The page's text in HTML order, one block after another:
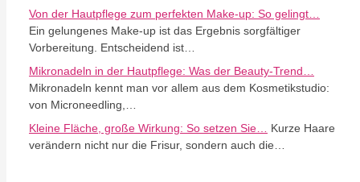
Von der Hautpflege zum perfekten Make-up: So gelingt…
Ein gelungenes Make-up ist das Ergebnis sorgfältiger
Vorbereitung. Entscheidend ist…
Mikronadeln in der Hautpflege: Was der Beauty-Trend…
Mikronadeln kennt man vor allem aus dem Kosmetikstudio:
von Microneedling,…
Kleine Fläche, große Wirkung: So setzen Sie…
Kurze Haare
verändern nicht nur die Frisur, sondern auch die…